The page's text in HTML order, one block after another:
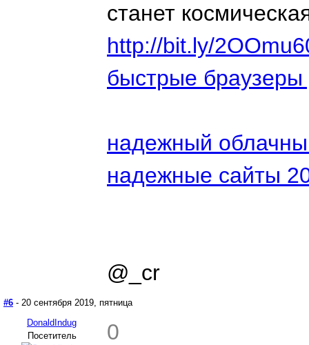
станет
http://bit.ly/
быстрые браузеры
надежный
надежные сайты
@_cr
#6 - 20 сентября 2019, пятница
DonaldIndug
Посетитель
0